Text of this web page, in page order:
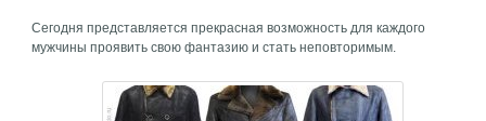
Сегодня представляется прекрасная возможность для каждого
мужчины проявить свою фантазию и стать неповторимым.